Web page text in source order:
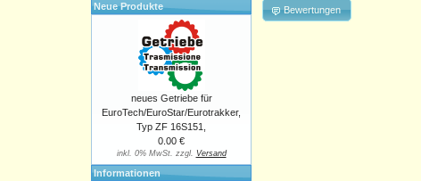
Bewertungen
Neue Produkte
neues Getriebe für
EuroTech/EuroStar/Eurotrakker,
Typ ZF 16S151,
0.00 €
inkl. 0% MwSt. zzgl. Versand
Informationen